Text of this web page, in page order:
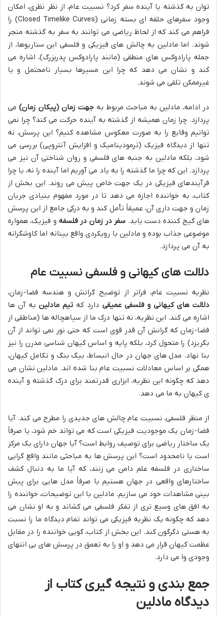
توان به گذشته یا آینده سفر کرد؟ نسبیت عام، از نظر نظری، امکان
وجود سفرهای حلقه ای بسته زمانی (Closed Timelike Curves) را
فراهم می کند که از لحاظ ریاضی می توانند به سفر به گذشته منجر
شوند. اما مادلین به چالش های فیزیکی و فلسفی این سناریوها، از
جمله پارادوکس های منطقی (مانند پارادوکس پدربزرگ)، اشاره می
کند و نشان می دهد که چرا این مسیرها بسیار نامحتمل و یا
غیرممکن تلقی می شوند.
در ادامه، مادلین به مباحث مربوط به جهت زمان (پیکان زمان) می
پردازد. چرا زمان همیشه از گذشته به آینده حرکت می کند؟ چرا نمی
توانیم وقایع را به صورت معکوس مشاهده کنیم؟ این پرسش، نه
تنها از دیدگاه فیزیک (ترمودینامیک و افزایش آنتروپی) بررسی می
شود، بلکه مادلین به جنبه های فلسفی و روان شناختی آن نیز می
پردازد. این که چرا ما گذشته را به یاد می آوریم اما آینده را نه، یا چرا
فرآیندهای فیزیکی در یک جهت خاص پیش می روند. این بخش از
کتاب، به خواننده اجازه می دهد تا در مورد مفهوم بنیادی جریان
زمان و جهت داری آن، عمیقاً تأمل کند و به درکی جامع از این پرسش
های گیج کننده دست یابد. سفر در زمان در فلسفه و فیزیک، همواره
موضوعی جذاب بوده و مادلین با رویکردی واقع بینانه اما کاوشگرانه
به آن می پردازد.
دلالت های کیهانی و فلسفی نسبیت عام
نظریه نسبیت عام، فراتر از توضیح گرانش و هندسه فضا-زمان،
دلالت های کیهانی و فلسفی عمیقی دارد که تیم مادلینبه آن ها
اشاره می کند. این نظریه، نه تنها درک ما از سیاهچاله ها (مناطقی از
فضا-زمان که گرانش آن قدر قوی است که حتی نور نمی تواند از آن
بگریزد) را متحول کرد، بلکه پایه و اساس کیهان شناسی مدرن را نیز
بنا نهاد. مدل های جهان در حال انبساط، بیگ بنگ و تکامل کیهان،
همگی بر اساس معادلات نسبیت عام بنا شده اند. مادلین نشان می
دهد که چگونه این نظریه، ابزاری قدرتمند برای درک گذشته و آینده
ی کیهان به ما می دهد.
از منظر فلسفی، نسبیت عام چالش های جدیدی را مطرح می کند. آیا
فضا-زمان یک موجودیت فیزیکی است که می تواند خم شود، یا صرفاً
یک ساختار ریاضی برای توصیف روابط است؟ آیا جهان دارای یک مرکز
است یا نامحدود است؟ این پرسش ها به مباحثی مانند واقع گرایی
ساختاری در فلسفه علم دامن می زنند، که آیا ما به دنبال کشف
ساختارهای واقعی در جهان هستیم یا صرفاً مدل هایی برای پیش
بینی مشاهدات خود می سازیم. مادلین با این توضیحات، خواننده را
به افق های وسیع تری از تفکر فلسفی می کشاند و به او نشان می
دهد که چگونه یک نظریه فیزیکی می تواند تمام دیدگاه ما را نسبت
به هستی دگرگون کند. این بخش از کتاب، گویی خواننده را در مقابل
عظمت کیهان قرار می دهد و او را به تعمق در پرسش های بی انتهای
وجودی وا می دارد.
جمع بندی و نتیجه گیری کتاب از
دیدگاه مادلین